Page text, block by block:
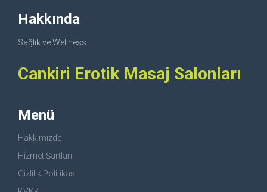
Hakkında
Sağlık ve Wellness
Cankiri Erotik Masaj Salonları
Menü
Hakkımızda
Hizmet Şartları
Gizlilik Politikası